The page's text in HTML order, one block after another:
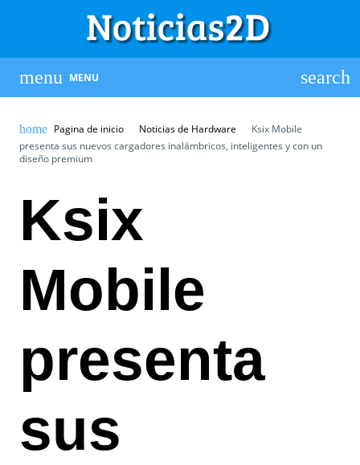
MENU
Pagina de inicio Noticias de Hardware
Ksix Mobile
presenta sus nuevos cargadores inalámbricos, inteligentes y con un
diseño premium
Ksix
Mobile
presenta
sus